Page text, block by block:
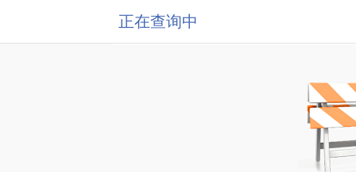
正在查询中